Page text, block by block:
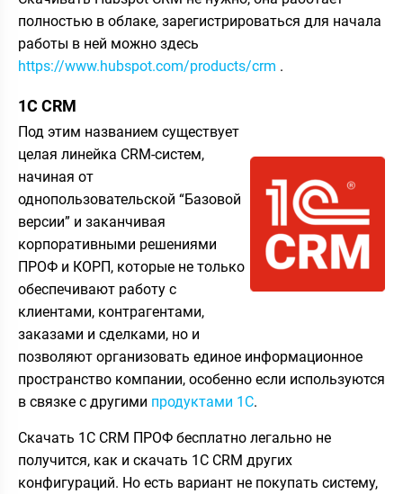
полностью в облаке, зарегистрироваться для начала
работы в ней можно здесь
https://www.hubspot.com/products/crm .
1С CRM
Под этим названием существует
целая линейка CRM-систем,
начиная от
однопользовательской “Базовой
версии” и заканчивая
корпоративными решениями
ПРОФ и КОРП, которые не только
обеспечивают работу с
клиентами, контрагентами,
заказами и сделками, но и
позволяют организовать единое информационное
пространство компании, особенно если используются
в связке с другими продуктами 1С.
Скачать 1С CRM ПРОФ бесплатно легально не
получится, как и скачать 1С CRM других
конфигураций. Но есть вариант не покупать систему,